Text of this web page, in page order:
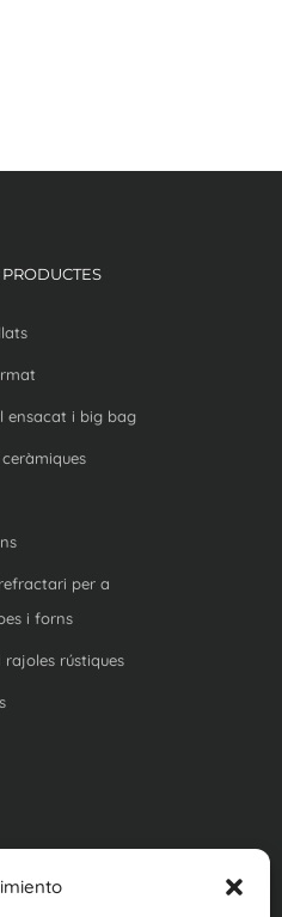
PRODUCTES
ensacat i big bag
ceràmiques
per a
i forns
rajoles rústiques